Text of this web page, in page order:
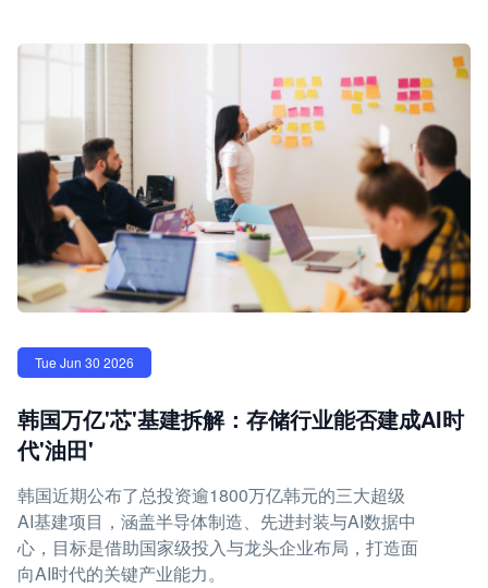
Tue Jun 30 2026
韩国万亿'芯'基建拆解：存储行业能否建成AI时
代'油田'
韩国近期公布了总投资逾1800万亿韩元的三大超级
AI基建项目，涵盖半导体制造、先进封装与AI数据中
心，目标是借助国家级投入与龙头企业布局，打造面
向AI时代的关键产业能力。